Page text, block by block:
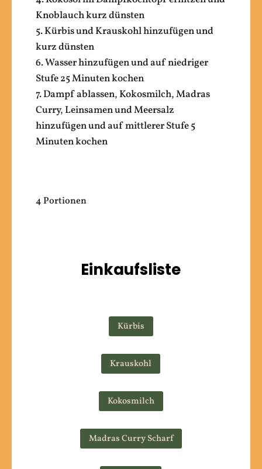
Knoblauch kurz dünsten
5. Kürbis und Krauskohl hinzufügen und
kurz dünsten
6. Wasser hinzufügen und auf niedriger
Stufe 25 Minuten kochen
7. Dampf ablassen, Kokosmilch, Madras
Curry, Leinsamen und Meersalz
hinzufügen und auf mittlerer Stufe 5
Minuten kochen
4 Portionen
Einkaufsliste
Kürbis
Krauskohl
Kokosmilch
Madras Curry Scharf